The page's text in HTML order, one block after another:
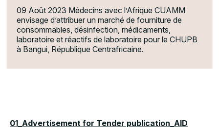
09 Août 2023 Médecins avec l’Afrique CUAMM
envisage d’attribuer un marché de fourniture de
consommables, désinfection, médicaments,
laboratoire et réactifs de laboratoire pour le CHUPB
à Bangui, République Centrafricaine.
01_Advertisement for Tender publication_AID